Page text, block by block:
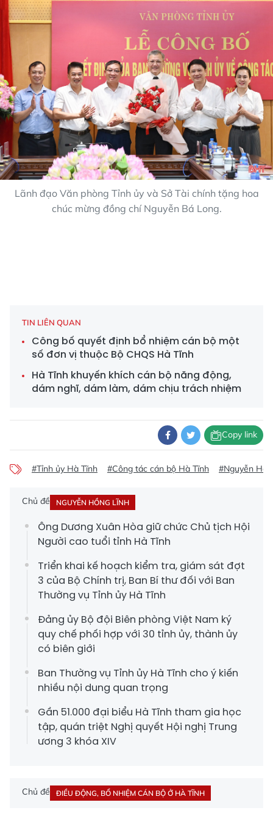
Lãnh đạo Văn phòng Tỉnh ủy và Sở Tài chính tặng hoa
chúc mừng đồng chí Nguyễn Bá Long.
TIN LIÊN QUAN
Công bố quyết định bổ nhiệm cán bộ một
số đơn vị thuộc Bộ CHQS Hà Tĩnh
Hà Tĩnh khuyến khích cán bộ năng động,
dám nghĩ, dám làm, dám chịu trách nhiệm
Copy link
#Tỉnh ủy Hà Tĩnh #Công tác cán bộ Hà Tĩnh #Nguyễn
Chủ đề NGUYỄN HỒNG LĨNH
Ông Dương Xuân Hòa giữ chức Chủ tịch Hội
Người cao tuổi tỉnh Hà Tĩnh
Triển khai kế hoạch kiểm tra, giám sát đợt
3 của Bộ Chính trị, Ban Bí thư đối với Ban
Thường vụ Tỉnh ủy Hà Tĩnh
Đảng ủy Bộ đội Biên phòng Việt Nam ký
quy chế phối hợp với 30 tỉnh ủy, thành ủy
có biên giới
Ban Thường vụ Tỉnh ủy Hà Tĩnh cho ý kiến
nhiều nội dung quan trọng
Gần 51.000 đại biểu Hà Tĩnh tham gia học
tập, quán triệt Nghị quyết Hội nghị Trung
ương 3 khóa XIV
Chủ đề ĐIỀU ĐỘNG, BỔ NHIỆM CÁN BỘ Ở HÀ TĨNH